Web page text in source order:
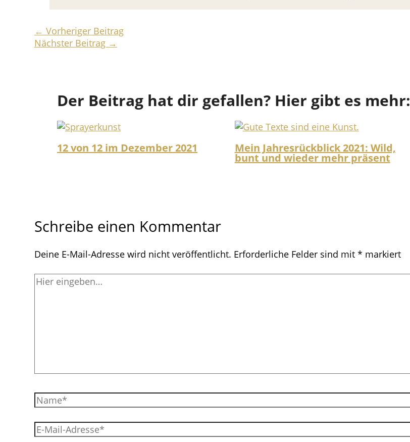
← Vorheriger Beitrag
Nächster Beitrag →
Der Beitrag hat dir gefallen? Hier gibt es mehr:
12 von 12 im Dezember 2021 Mein Jahresrückblick 2021: Wild,
bunt und wieder mehr präsent
Schreibe einen Kommentar
Deine E-Mail-Adresse wird nicht veröffentlicht. Erforderliche Felder sind mit * markiert
Hier
Name*
E-
Mail-